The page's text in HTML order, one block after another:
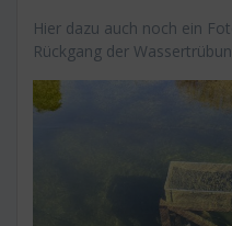
Hier dazu auch noch ein
Rückgang der